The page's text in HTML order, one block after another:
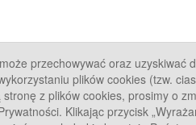
przechowywać oraz uzyskiwać
plików cookies (tzw.
z plików cookies, prosimy o
Klikając przycisk